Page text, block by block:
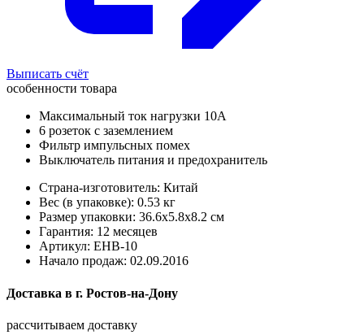
Выписать счёт
особенности товара
Максимальный ток нагрузки 10А
6 розеток с заземлением
Фильтр импульсных помех
Выключатель питания и предохранитель
Страна-изготовитель: Китай
Вес (в упаковке): 0.53 кг
Размер упаковки: 36.6x5.8x8.2 см
Гарантия: 12 месяцев
Артикул: EHB-10
Начало продаж: 02.09.2016
Доставка в г. Ростов-на-Дону
рассчитываем доставку